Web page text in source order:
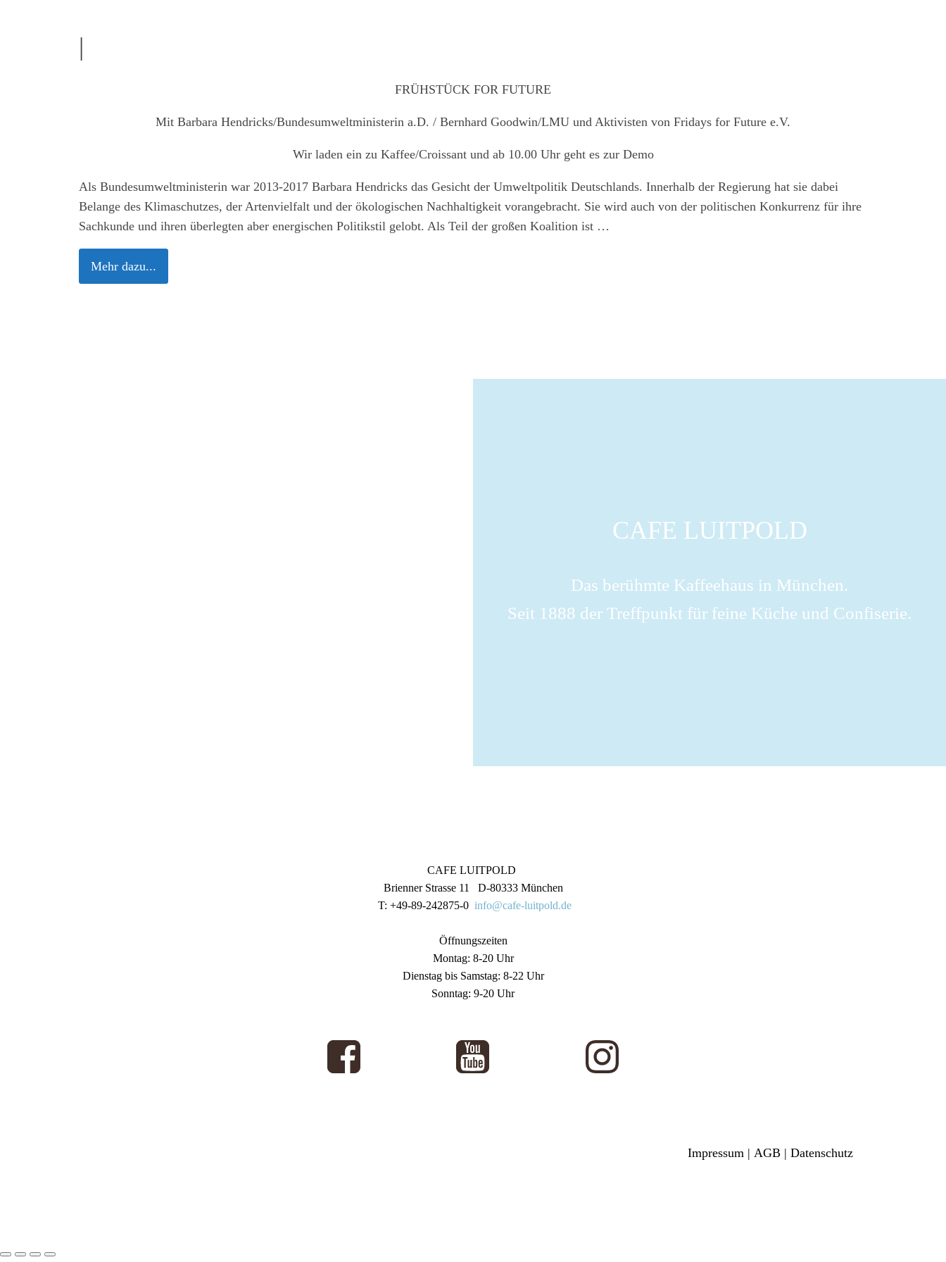
|
FRÜHSTÜCK FOR FUTURE
Mit Barbara Hendricks/Bundesumweltministerin a.D. / Bernhard Goodwin/LMU und Aktivisten von Fridays for Future e.V.
Wir laden ein zu Kaffee/Croissant und ab 10.00 Uhr geht es zur Demo
Als Bundesumweltministerin war 2013-2017 Barbara Hendricks das Gesicht der Umweltpolitik Deutschlands. Innerhalb der Regierung hat sie dabei
Belange des Klimaschutzes, der Artenvielfalt und der ökologischen Nachhaltigkeit vorangebracht. Sie wird auch von der politischen Konkurrenz für ihre
Sachkunde und ihren überlegten aber energischen Politikstil gelobt. Als Teil der großen Koalition ist …
Mehr dazu...
CAFE LUITPOLD
Das berühmte Kaffeehaus in München.
Seit 1888 der Treffpunkt für feine Küche und Confiserie.
CAFE LUITPOLD
Brienner Strasse 11 D-80333 München
T: +49-89-242875-0 info@cafe-luitpold.de
Öffnungszeiten
Montag: 8-20 Uhr
Dienstag bis Samstag: 8-22 Uhr
Sonntag: 9-20 Uhr
Impressum | AGB | Datenschutz